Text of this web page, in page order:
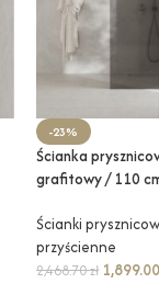
-23%
Ścianka
grafitowy / 110
Ścianki
przyścienne
2,468.70zł